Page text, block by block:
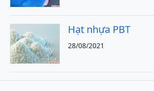
Hạt nhựa PBT
28/08/2021